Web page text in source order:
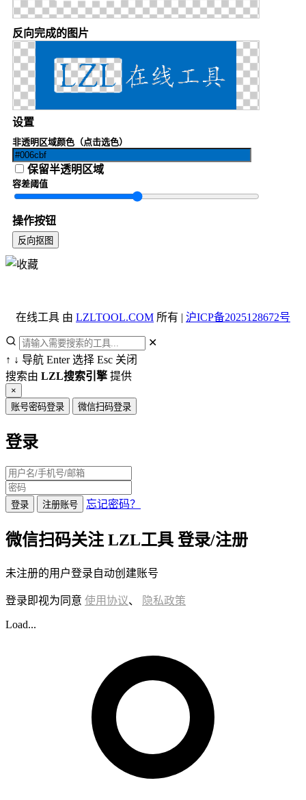
反向完成的图片
设置
非透明区域颜色（点击选色）
保留半透明区域
容差阈值
操作按钮
反向抠图
在线工具 由 LZLTOOL.COM 所有 | 沪ICP备2025128672号
✕
↑ ↓ 导航 Enter选择 Esc 关闭
搜索由 LZL搜索引擎提供
×
账号密码登录
微信扫码登录
登录
登录 注册账号 忘记密码？
微信扫码关注 LZL工具 登录/注册
未注册的用户登录自动创建账号
登录即视为同意 使用协议、 隐私政策
Load...